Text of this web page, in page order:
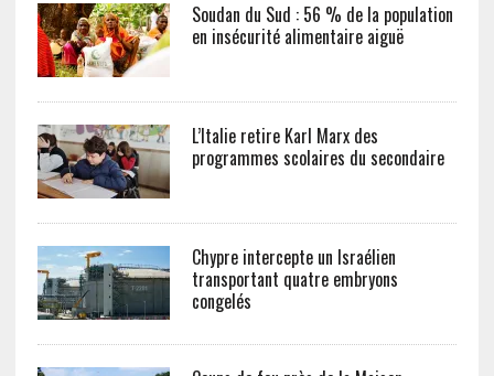
Soudan du Sud : 56 % de la population
en insécurité alimentaire aiguë
L’Italie retire Karl Marx des
programmes scolaires du secondaire
Chypre intercepte un Israélien
transportant quatre embryons
congelés